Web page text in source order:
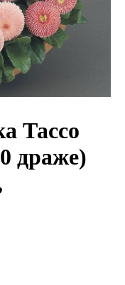
Тассо
драже)